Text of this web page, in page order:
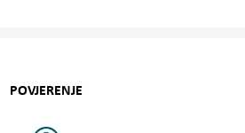
POVJERENJE